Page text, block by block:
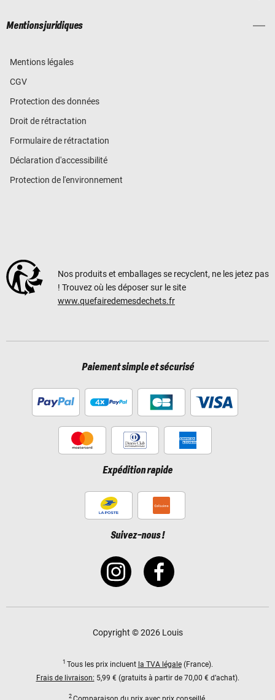
Mentions juridiques
Mentions légales
CGV
Protection des données
Droit de rétractation
Formulaire de rétractation
Déclaration d'accessibilité
Protection de l'environnement
Nos produits et emballages se recyclent, ne les jetez pas
! Trouvez où les déposer sur le site
www.quefairedemesdechets.fr
Paiement simple et sécurisé
Expédition rapide
Suivez-nous !
Copyright © 2026 Louis
1 Tous les prix incluent la TVA légale(France).
Frais de livraison: 5,99 € (gratuits à partir de 70,00 € d’achat).
2